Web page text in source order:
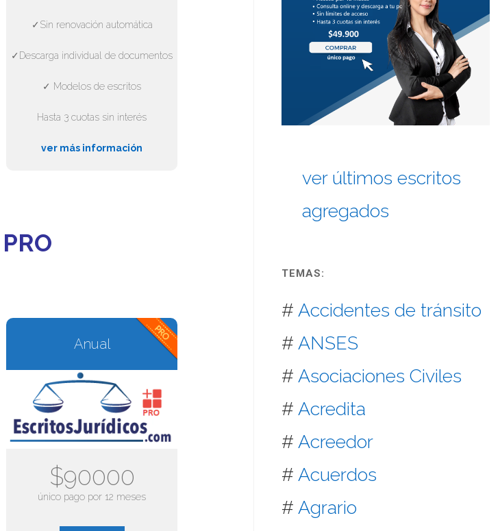
✓Sin renovación automática
✓Descarga individual de documentos
✓ Modelos de escritos
Hasta 3 cuotas sin interés
ver más información
Anual
$90000
único pago por 12 meses
ver últimos escritos
agregados
TEMAS:
# Accidentes de tránsito
# ANSES
# Asociaciones Civiles
# Acredita
# Acreedor
# Acuerdos
# Agrario